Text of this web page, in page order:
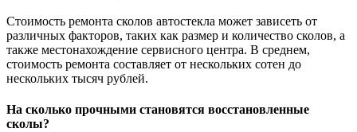
Стоимость ремонта сколов автостекла может зависеть от
различных факторов, таких как размер и количество сколов, а
также местонахождение сервисного центра. В среднем,
стоимость ремонта составляет от нескольких сотен до
нескольких тысяч рублей.
На сколько прочными становятся восстановленные
сколы?